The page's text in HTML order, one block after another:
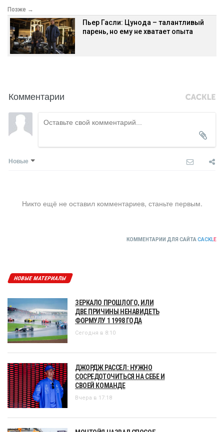
Позже →
Пьер Гасли: Цунода – талантливый
парень, но ему не хватает опыта
Комментарии
Новые
Никто ещё не оставил комментариев, станьте первым.
КОММЕНТАРИИ ДЛЯ САЙТА CACKLE
НОВЫЕ МАТЕРИАЛЫ
ЗЕРКАЛО ПРОШЛОГО, ИЛИ
ДВЕ ПРИЧИНЫ НЕНАВИДЕТЬ
ФОРМУЛУ 1 1998 ГОДА
Сегодня в 8:10
ДЖОРДЖ РАССЕЛ: НУЖНО
СОСРЕДОТОЧИТЬСЯ НА СЕБЕ И
СВОЕЙ КОМАНДЕ
Вчера в 17:18